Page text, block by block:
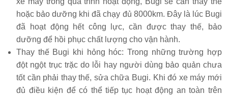
hoặc bảo dưỡng khi đã chạy đủ 8000km. Đây là lúc Bugi
đã hoạt động hết công lực, cần được thay thế, bảo
dưỡng để hồi phục chất lượng cho vận hành.
Thay thế Bugi khi hỏng hóc: Trong những trường hợp
đột ngột trục trặc do lỗi hay người dùng bảo quản chưa
tốt cần phải thay thế, sửa chữa Bugi. Khi đó xe máy mới
đủ điều kiện để có thể tiếp tục hoạt động an toàn trên